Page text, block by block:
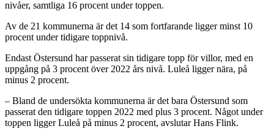
nivåer, samtliga 16 procent under toppen.
Av de 21 kommunerna är det 14 som fortfarande ligger minst 10
procent under tidigare toppnivå.
Endast Östersund har passerat sin tidigare topp för villor, med en
uppgång på 3 procent över 2022 års nivå. Luleå ligger nära, på
minus 2 procent.
– Bland de undersökta kommunerna är det bara Östersund som
passerat den tidigare toppen 2022 med plus 3 procent. Något under
toppen ligger Luleå på minus 2 procent, avslutar Hans Flink.